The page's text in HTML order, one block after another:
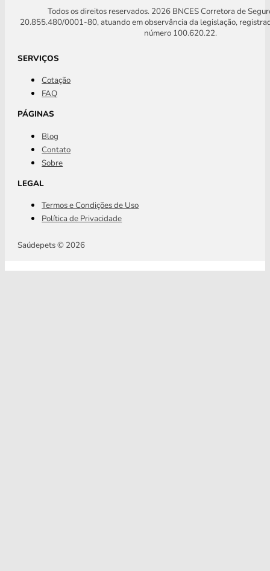
Todos os direitos reservados. 2026 BNCES Corretora de
20.855.480/0001-80, atuando em observância da legislação,
número 100.620.22.
SERVIÇOS
Cotação
FAQ
PÁGINAS
Blog
Contato
Sobre
LEGAL
Termos e Condições de Uso
Política de Privacidade
Saúdepets © 2026